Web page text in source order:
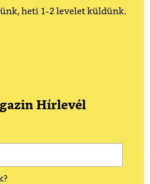
heti 1-2 levelet küldünk.
Hírlevél